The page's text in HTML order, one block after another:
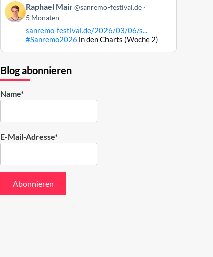
Beitrag
von
Raphael
Bluesky
ansehen
Raphael Mair @sanremo-festival.de
5 Monaten
sanremo-festival.de/2026/03/06/s...
#Sanremo2026 in den Charts (Woche 2)
Blog abonnieren
Name*
E-Mail-Adresse*